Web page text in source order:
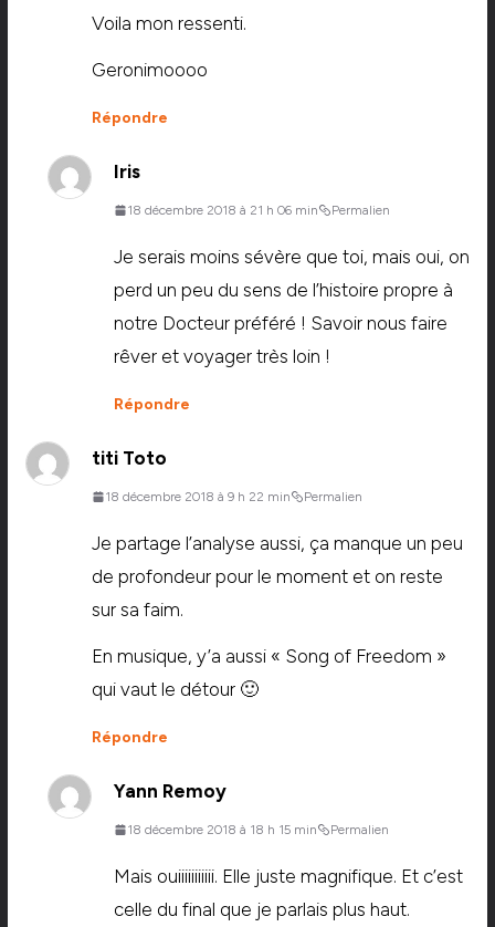
Voila mon ressenti.
Geronimoooo
Répondre
Iris
18 décembre 2018 à 21 h 06 min Permalien
Je serais moins sévère que toi, mais oui, on
perd un peu du sens de l’histoire propre à
notre Docteur préféré ! Savoir nous faire
rêver et voyager très loin !
Répondre
titi Toto
18 décembre 2018 à 9 h 22 min Permalien
Je partage l’analyse aussi, ça manque un peu
de profondeur pour le moment et on reste
sur sa faim.
En musique, y’a aussi « Song of Freedom »
qui vaut le détour 🙂
Répondre
Yann Remoy
18 décembre 2018 à 18 h 15 min Permalien
Mais ouiiiiiiiiiii. Elle juste magnifique. Et c’est
celle du final que je parlais plus haut.